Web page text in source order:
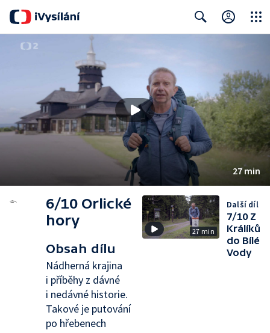
27 min
6/10 Orlické
hory
Obsah dílu
Nádherná krajina
i příběhy z dávné
i nedávné historie.
Takové je putování
po hřebenech
27 min
Další díl
7/10 Z
Králíků
do Bílé
Vody